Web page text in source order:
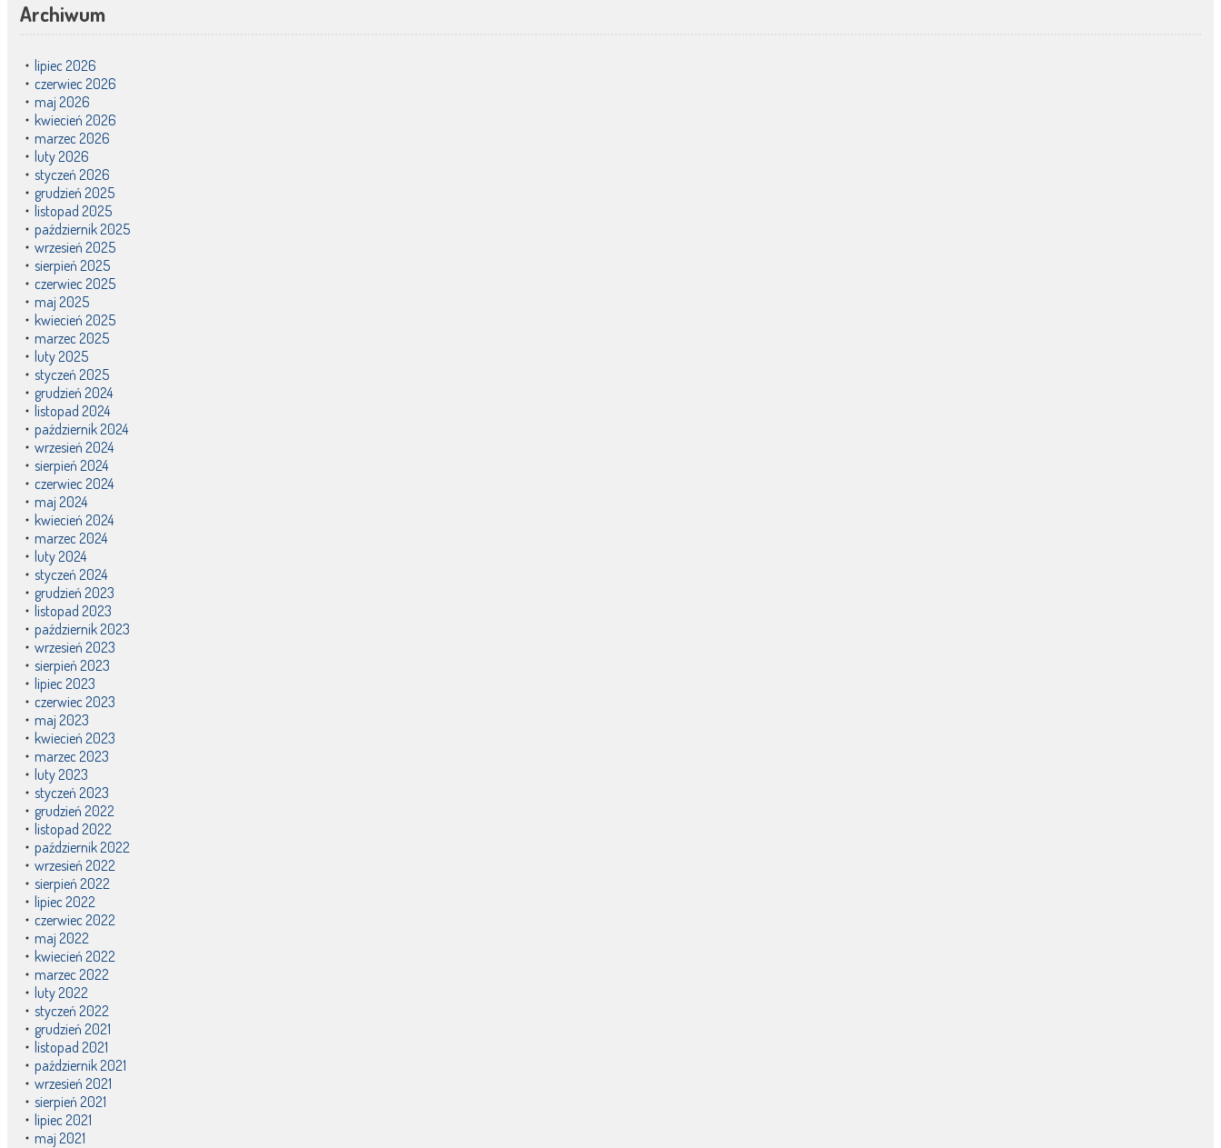
Archiwum
lipiec 2026
czerwiec 2026
maj 2026
kwiecień 2026
marzec 2026
luty 2026
styczeń 2026
grudzień 2025
listopad 2025
październik 2025
wrzesień 2025
sierpień 2025
czerwiec 2025
maj 2025
kwiecień 2025
marzec 2025
luty 2025
styczeń 2025
grudzień 2024
listopad 2024
październik 2024
wrzesień 2024
sierpień 2024
czerwiec 2024
maj 2024
kwiecień 2024
marzec 2024
luty 2024
styczeń 2024
grudzień 2023
listopad 2023
październik 2023
wrzesień 2023
sierpień 2023
lipiec 2023
czerwiec 2023
maj 2023
kwiecień 2023
marzec 2023
luty 2023
styczeń 2023
grudzień 2022
listopad 2022
październik 2022
wrzesień 2022
sierpień 2022
lipiec 2022
czerwiec 2022
maj 2022
kwiecień 2022
marzec 2022
luty 2022
styczeń 2022
grudzień 2021
listopad 2021
październik 2021
wrzesień 2021
sierpień 2021
lipiec 2021
maj 2021